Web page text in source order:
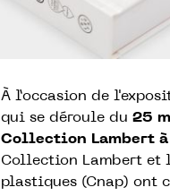
À l’occasion de
qui se déroule du 25
Collection Lambert à
Collection Lambert et
plastiques (Cnap) ont